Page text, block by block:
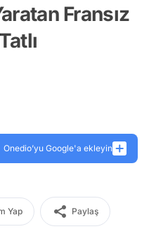
Fransız
Onedio’yu Google'a ekleyin
Yap Paylaş